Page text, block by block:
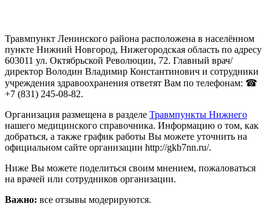
Травмпункт Ленинского района расположена в населённом
пункте Нижний Новгород, Нижегородская область по адресу
603011 ул. Октябрьской Революции, 72. Главный врач/
директор Володин Владимир Константинович и сотрудники
учреждения здравоохранения ответят Вам по телефонам: ☎
+7 (831) 245-08-82.
Организация размещена в разделе Травмпункты Нижнего
нашего медицинского справочника. Информацию о том, как
добраться, а также график работы Вы можете уточнить на
официальном сайте организации http://gkb7nn.ru/.
Ниже Вы можете поделиться своим мнением, пожаловаться
на врачей или сотрудников организации.
Важно: все отзывы модерируются.